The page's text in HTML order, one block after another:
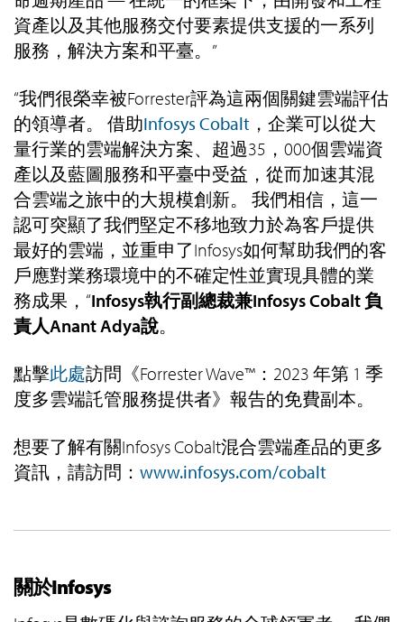
資產以及其他服務交付要素提供支援的一系列
服務，解決方案和平臺。”
“我們很榮幸被Forrester評為這兩個關鍵雲端評估
的領導者。 借助Infosys Cobalt ，企業可以從大
量行業的雲端解決方案、超過35，000個雲端資
產以及藍圖服務和平臺中受益，從而加速其混
合雲端之旅中的大規模創新。 我們相信，這一
認可突顯了我們堅定不移地致力於為客戶提供
最好的雲端，並重申了Infosys如何幫助我們的客
戶應對業務環境中的不確定性並實現具體的業
務成果，“Infosys執行副總裁兼Infosys Cobalt 負
責人Anant Adya說。
點擊此處訪問《Forrester Wave™：2023 年第 1 季
度多雲端託管服務提供者》報告的免費副本。
想要了解有關Infosys Cobalt混合雲端產品的更多
資訊，請訪問： www.infosys.com/cobalt
關於Infosys